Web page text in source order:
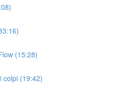
(15:28)
colpi (19:42)